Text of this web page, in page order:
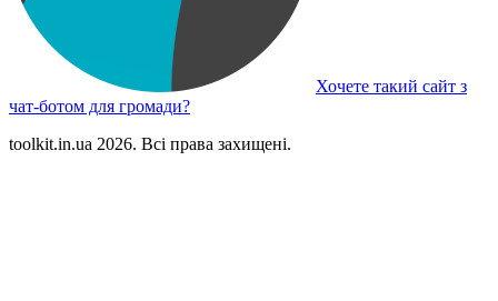
Хочете такий сайт з
чат-ботом для громади?
toolkit.in.ua 2026. Всі права захищені.